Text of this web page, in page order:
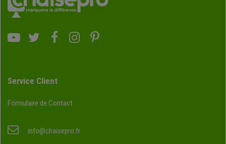
Service Client
Formulaire de Contact
info@chaisepro.fr